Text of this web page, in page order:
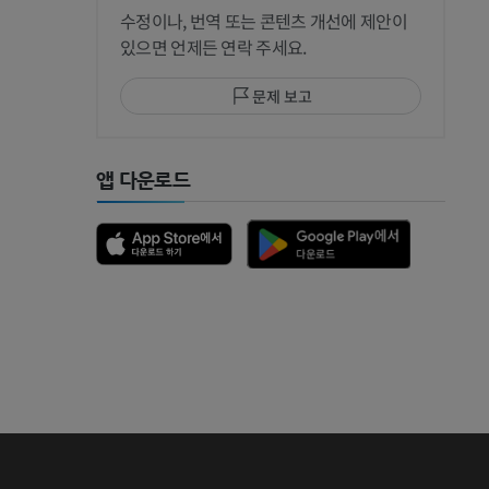
수정이나, 번역 또는 콘텐츠 개선에 제안이
있으면 언제든 연락 주세요.
문제 보고
앱 다운로드